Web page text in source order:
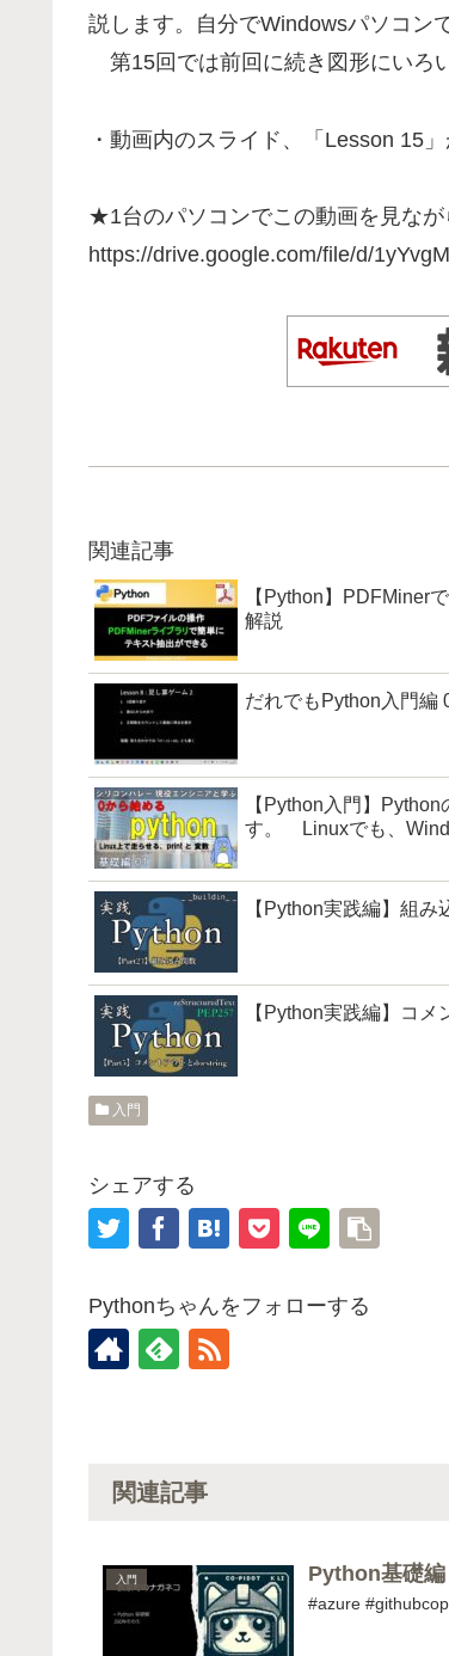
説します。自分でWindowsパソコン
第15回では前回に続き図形にいろ
・動画内のスライド、「Lesson 15
★1台のパソコンでこの動画を見なが
https://drive.google.com/file/d/
関連記事
【Python】PDFMiner
解説
だれでもPython入門編
【Python入門】
す。 Linuxでも、
【Python実践編】組み
【Python実践編】コメ
入門
シェアする
Pythonちゃんをフォローする
関連記事
入門 Python基礎
#azure